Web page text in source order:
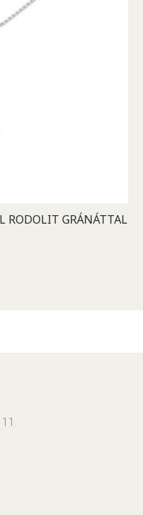
RODOLIT GRÁNÁTTAL